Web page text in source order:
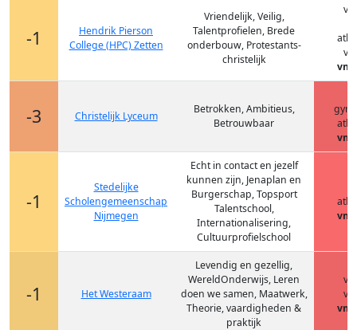
-1
Hendrik Pierson
College (HPC) Zetten
Vriendelijk, Veilig,
Talentprofielen, Brede
onderbouw, Protestants-
christelijk
-3 Christelijk Lyceum
Betrokken, Ambitieus,
Betrouwbaar
-1
Stedelijke
Scholengemeenschap
Nijmegen
Echt in contact en jezelf
kunnen zijn, Jenaplan en
Burgerschap, Topsport
Talentschool,
Internationalisering,
Cultuurprofielschool
-1 Het Westeraam
Levendig en gezellig,
WereldOnderwijs, Leren
doen we samen, Maatwerk,
Theorie, vaardigheden &
praktijk